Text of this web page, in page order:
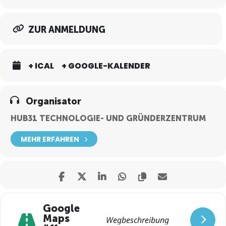
ZUR ANMELDUNG
+ ICAL + GOOGLE-KALENDER
Organisator
HUB31 TECHNOLOGIE- UND GRÜNDERZENTRUM
MEHR ERFAHREN
Google
Maps